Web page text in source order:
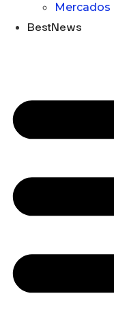
Mercados
BestNews